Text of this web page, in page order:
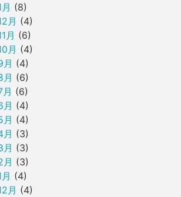
(8)
月 (4)
月 (6)
月 (4)
(4)
(6)
(6)
(4)
(4)
(3)
(3)
(3)
(4)
月 (4)